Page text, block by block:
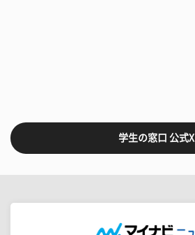
学生の窓口 公式X